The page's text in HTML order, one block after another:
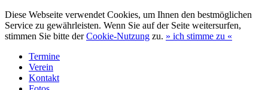
Diese Webseite verwendet Cookies, um Ihnen den bestmöglichen
Service zu gewährleisten. Wenn Sie auf der Seite weitersurfen,
stimmen Sie bitte derCookie-Nutzung zu. » ich stimme zu «
Termine
Verein
Kontakt